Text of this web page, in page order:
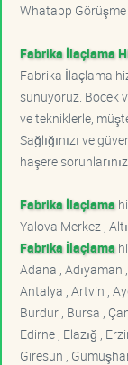
Whatapp Görüşme
Fabrika İlaçlama
Fabrika İlaçlama
sunuyoruz. Böcek
ve tekniklerle,
Sağlığınızı ve
haşere
Fabrika İlaçlama
Yalova Merkez ,
Fabrika İlaçlama
Adana , Adıyaman
Antalya , Artvin ,
Burdur , Bursa ,
Edirne , Elazığ ,
Giresun ,